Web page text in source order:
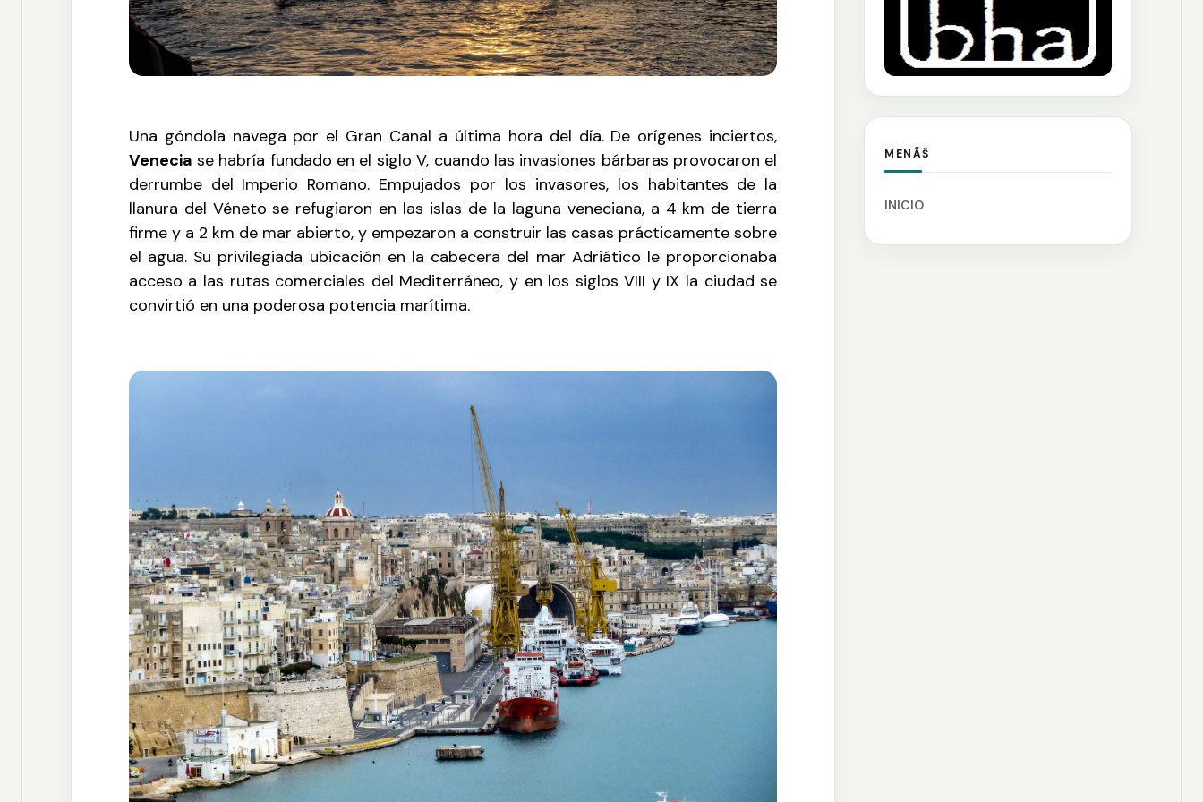
Una góndola navega por el Gran Canal a última hora del día. De orígenes inciertos,
Venecia se habría fundado en el siglo V, cuando las invasiones bárbaras provocaron el
derrumbe del Imperio Romano. Empujados por los invasores, los habitantes de la
llanura del Véneto se refugiaron en las islas de la laguna veneciana, a 4 km de tierra
firme y a 2 km de mar abierto, y empezaron a construir las casas prácticamente sobre
el agua. Su privilegiada ubicación en la cabecera del mar Adriático le proporcionaba
acceso a las rutas comerciales del Mediterráneo, y en los siglos VIII y IX la ciudad se
convirtió en una poderosa potencia marítima.
MENÃŠ
INICIO